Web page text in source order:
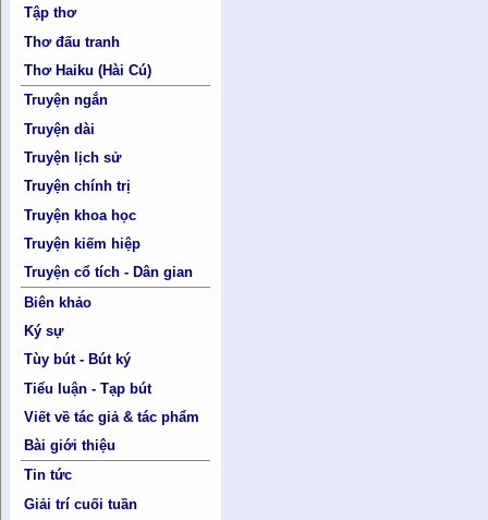
Tập thơ
Thơ đấu tranh
Thơ Haiku (Hài Cú)
Truyện ngắn
Truyện dài
Truyện lịch sử
Truyện chính trị
Truyện khoa học
Truyện kiếm hiệp
Truyện cổ tích - Dân gian
Biên khảo
Ký sự
Tùy bút - Bút ký
Tiểu luận - Tạp bút
Viết về tác giả & tác phẩm
Bài giới thiệu
Tin tức
Giải trí cuối tuần